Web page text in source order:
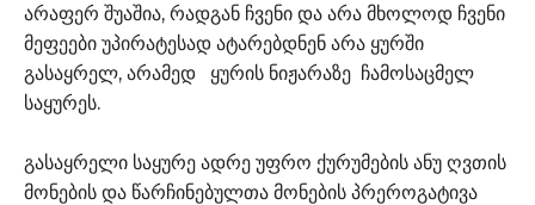
არაფერ შუაშია, რადგან ჩვენი და არა მხოლოდ ჩვენი
მეფეები უპირატესად ატარებდნენ არა ყურში
გასაყრელ, არამედ ყურის ნიჟარაზე ჩამოსაცმელ
საყურეს.
გასაყრელი საყურე ადრე უფრო ქურუმების ანუ ღვთის
მონების და წარჩინებულთა მონების პრეროგატივა